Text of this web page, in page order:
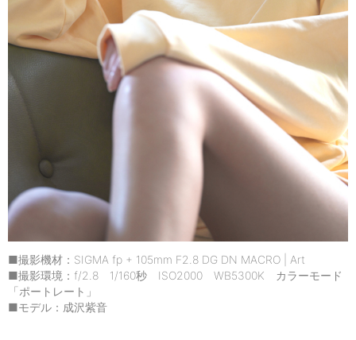
■撮影機材：SIGMA fp + 105mm F2.8 DG DN MACRO | Art
■撮影環境：f/2.8 1/160秒 ISO2000 WB5300K カラーモード
「ポートレート」
■モデル：成沢紫音